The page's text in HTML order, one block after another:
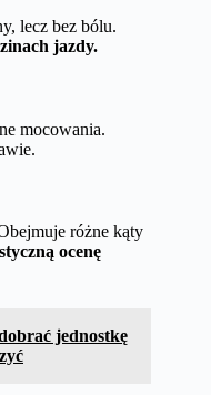
lecz bez bólu.
jazdy.
mocowania.
różne kąty
ocenę
jednostkę